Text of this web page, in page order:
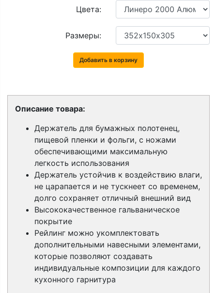
Цвета:
Размеры:
Добавить в корзину
Описание товара:
Держатель для бумажных полотенец,
пищевой пленки и фольги, с ножами
обеспечивающими максимальную
легкость использования
Держатель устойчив к воздействию влаги,
не царапается и не тускнеет со временем,
долго сохраняет отличный внешний вид
Высококачественное гальваническое
покрытие
Рейлинг можно укомплектовать
дополнительными навесными элементами,
которые позволяют создавать
индивидуальные композиции для каждого
кухонного гарнитура